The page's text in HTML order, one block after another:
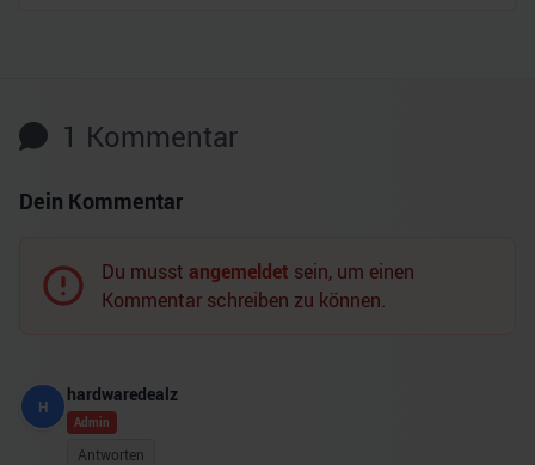
1 Kommentar
Dein Kommentar
Du musst angemeldet sein, um einen
Kommentar schreiben zu können.
H
hardwaredealz
Admin
Antworten